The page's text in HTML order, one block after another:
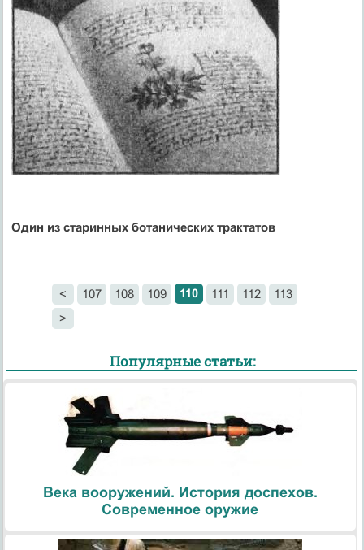
Один из старинных ботанических трактатов
< 107 108 109 110 111 112
113
>
Популярные статьи:
Века вооружений. История доспехов.
Современное оружие